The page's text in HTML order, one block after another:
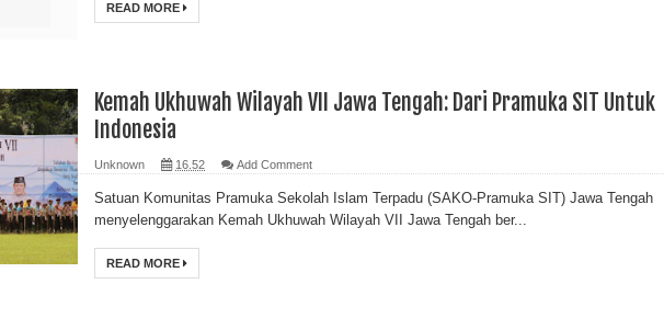
READ MORE
Kemah Ukhuwah Wilayah VII Jawa Tengah: Dari Pramuka SIT Untuk
Indonesia
Unknown 16.52 Add Comment
Satuan Komunitas Pramuka Sekolah Islam Terpadu (SAKO-Pramuka SIT) Jawa Tengah
menyelenggarakan Kemah Ukhuwah Wilayah VII Jawa Tengah ber...
READ MORE